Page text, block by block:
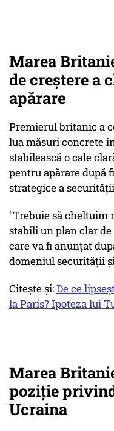
Marea
de creștere a
apărare
Premierul britanic a
lua măsuri concrete
stabilească o cale
pentru apărare după
strategice a
"Trebuie să cheltuim
stabili un plan clar
care va fi anunțat
domeniul securității
Citește și:De ce
la Paris? Ipoteza lui
Marea
poziție
Ucraina